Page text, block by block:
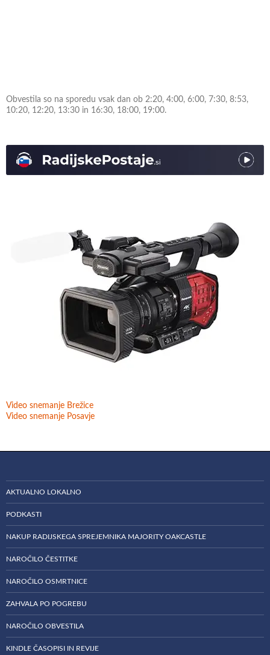
Obvestila so na sporedu vsak dan ob 2:20, 4:00, 6:00, 7:30, 8:53,
10:20, 12:20, 13:30 in 16:30, 18:00, 19:00.
Video snemanje Brežice
Video snemanje Posavje
AKTUALNO LOKALNO
PODKASTI
NAKUP RADIJSKEGA SPREJEMNIKA MAJORITY OAKCASTLE
NAROČILO ČESTITKE
NAROČILO OSMRTNICE
ZAHVALA PO POGREBU
NAROČILO OBVESTILA
KINDLE ČASOPISI IN REVIJE